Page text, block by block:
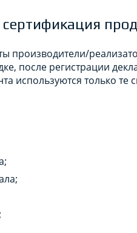
производители/
после регистрации
используются только те